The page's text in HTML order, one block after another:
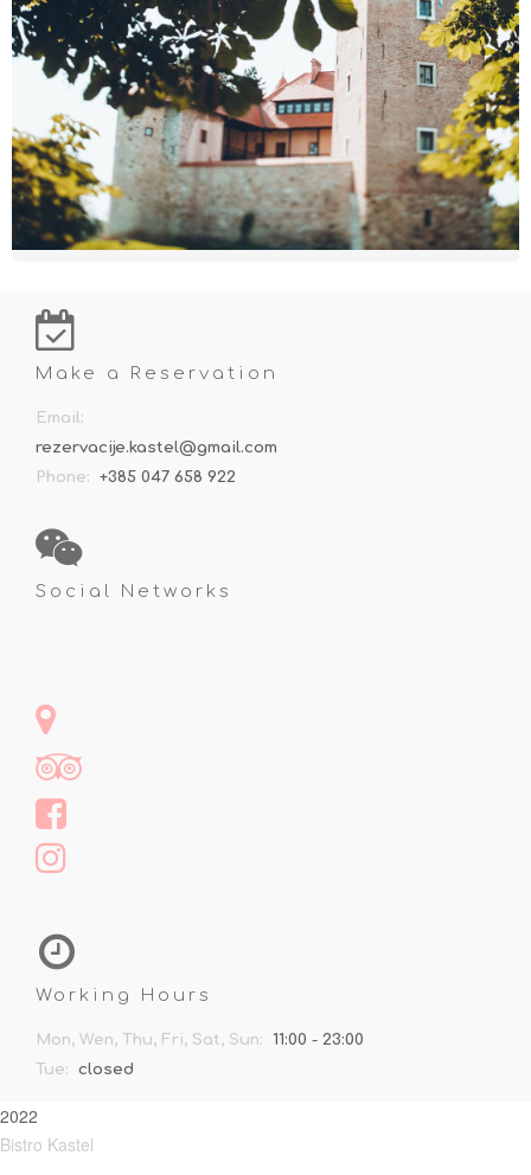
Make a Reservation
Email:
rezervacije.kastel@gmail.com
Phone: +385 047 658 922
Social Networks
Working Hours
Mon, Wen, Thu, Fri, Sat, Sun: 11:00 - 23:00
Tue: closed
2022
Bistro Kastel